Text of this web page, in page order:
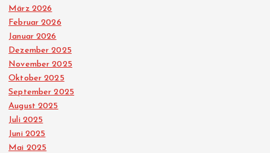
März 2026
Februar 2026
Januar 2026
Dezember 2025
November 2025
Oktober 2025
September 2025
August 2025
Juli 2025
Juni 2025
Mai 2025